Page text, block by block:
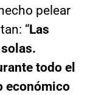
pelear
“Las
todo el
económico